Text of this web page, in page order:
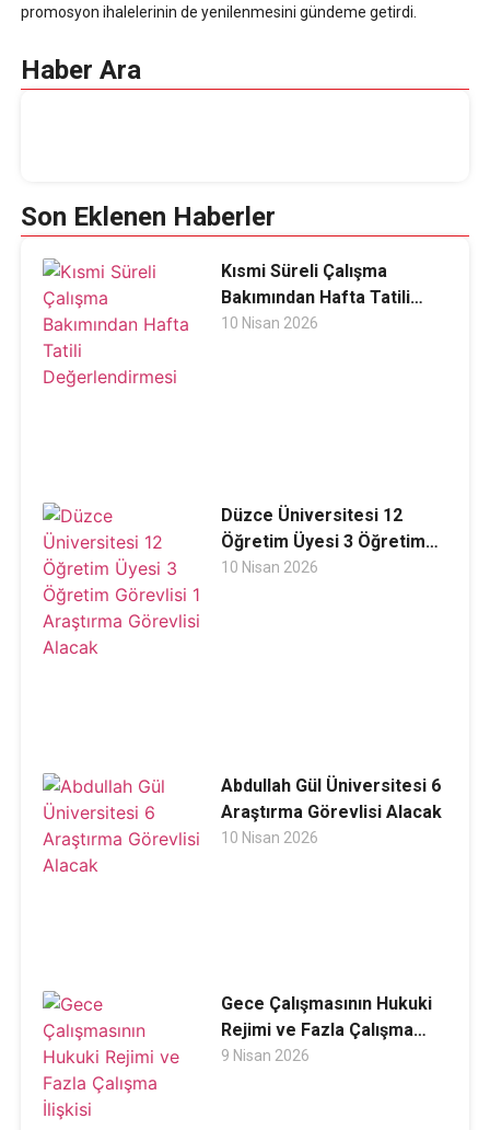
promosyon ihalelerinin de yenilenmesini gündeme getirdi.
Haber Ara
Son Eklenen Haberler
Kısmi Süreli Çalışma
Bakımından Hafta Tatili
Değerlendirmesi
10 Nisan 2026
Düzce Üniversitesi 12
Öğretim Üyesi 3 Öğretim
Görevlisi 1 Araştırma
10 Nisan 2026
Abdullah Gül Üniversitesi 6
Araştırma Görevlisi Alacak
10 Nisan 2026
Gece Çalışmasının Hukuki
Rejimi ve Fazla Çalışma
İlişkisi
9 Nisan 2026